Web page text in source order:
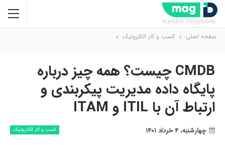
صفحه اصلی کسب و کار الکترونیک
CMDB چیست؟ همه چیز درباره
پایگاه داده مدیریت پیکربندی و
ارتباط آن با ITIL و ITAM
کسب و کار الکترونیک چهارشنبه، ۴ خرداد ۱۴۰۱